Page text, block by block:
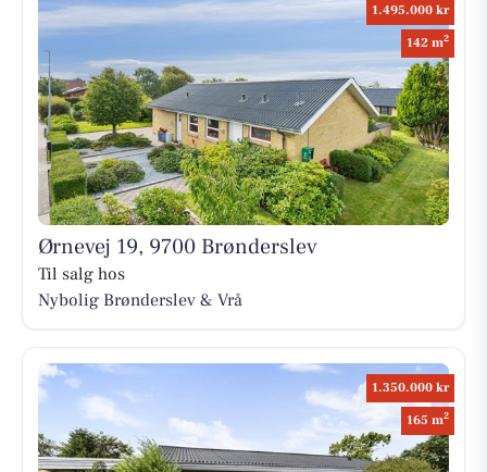
1.495.000 kr
142 m2
Ørnevej 19, 9700 Brønderslev
Til salg hos
Nybolig Brønderslev & Vrå
1.350.000 kr
165 m2